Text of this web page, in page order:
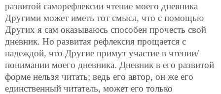
развитой саморефлексии чтение моего дневника
Другими может иметь тот смысл, что с помощью
Других я сам оказываюсь способен прочесть свой
дневник. Но развитая рефлексия прощается с
надеждой, что Другие примут участие в чтении/
понимании моего дневника. Дневник в его развитой
форме нельзя читать; ведь его автор, он же его
единственный читатель, может его только